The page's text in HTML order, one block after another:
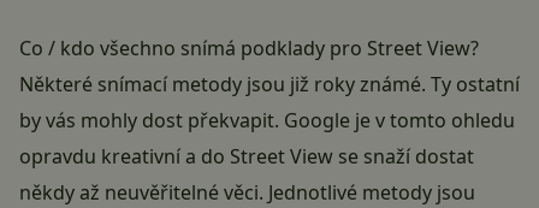
Co / kdo všechno snímá podklady pro Street View?
Některé snímací metody jsou již roky známé. Ty ostatní
by vás mohly dost překvapit. Google je v tomto ohledu
opravdu kreativní a do Street View se snaží dostat
někdy až neuvěřitelné věci. Jednotlivé metody jsou